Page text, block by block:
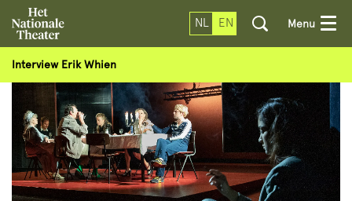
NL EN Menu
Interview Erik Whien